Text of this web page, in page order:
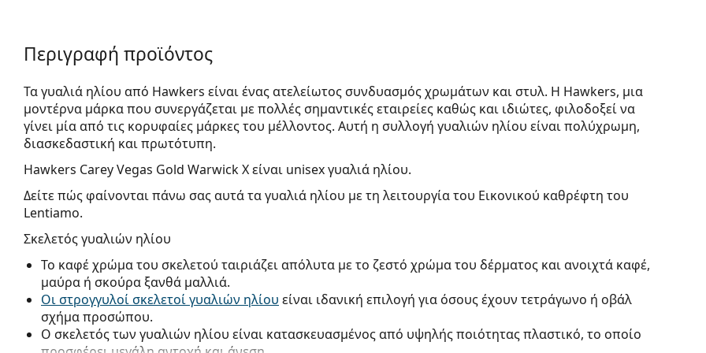
Περιγραφή προϊόντος
Τα γυαλιά ηλίου από Hawkers είναι ένας ατελείωτος συνδυασμός χρωμάτων και στυλ. Η Hawkers, μια
μοντέρνα μάρκα που συνεργάζεται με πολλές σημαντικές εταιρείες καθώς και ιδιώτες, φιλοδοξεί να
γίνει μία από τις κορυφαίες μάρκες του μέλλοντος. Αυτή η συλλογή γυαλιών ηλίου είναι πολύχρωμη,
διασκεδαστική και πρωτότυπη.
Hawkers Carey Vegas Gold Warwick Xείναι unisex γυαλιά ηλίου.
Δείτε πώς φαίνονται πάνω σας αυτά τα γυαλιά ηλίου με τη λειτουργία του Εικονικού καθρέφτη του
Lentiamo.
Σκελετός γυαλιών ηλίου
Το καφέ χρώμα του σκελετού ταιριάζει απόλυτα με το ζεστό χρώμα του δέρματος και ανοιχτά καφέ,
μαύρα ή σκούρα ξανθά μαλλιά.
Οι στρογγυλοί σκελετοί γυαλιών ηλίου είναι ιδανική επιλογή για όσους έχουν τετράγωνο ή οβάλ
σχήμα προσώπου.
Ο σκελετός των γυαλιών ηλίου είναι κατασκευασμένος από υψηλής ποιότητας πλαστικό, το οποίο